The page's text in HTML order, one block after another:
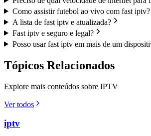
Como assistir futebol ao vivo com fast iptv?
A lista de fast iptv e atualizada?
Fast iptv e seguro e legal?
Posso usar fast iptv em mais de um
Tópicos Relacionados
Explore mais conteúdos sobre IPTV
Ver todos
iptv